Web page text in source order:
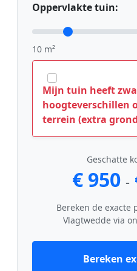
Oppervlakte tuin:
10 m²
Mijn tuin heeft
hoogteverschillen
terrein (extra
Geschatte
€ 950 -
Bereken de
Vlagtwedde via
Bereken